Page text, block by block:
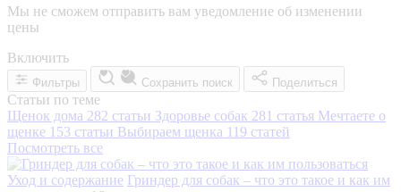
Мы не сможем отправить вам уведомление об изменении
цены
Включить
Фильтры Сохранить поиск Поделиться
Статьи по теме
Щенок дома 282 статьи Здоровье собак 281 статья Мечтаете о
щенке 153 статьи Выбираем щенка 119 статей
Посмотреть все
Уход и содержание Гриндер для собак – что это такое и как им